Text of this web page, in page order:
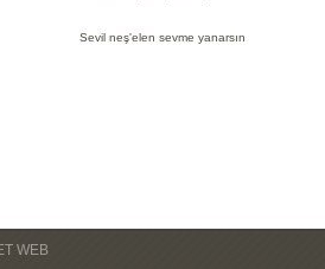
Sevil neş'elen sevme yanarsın
WEB